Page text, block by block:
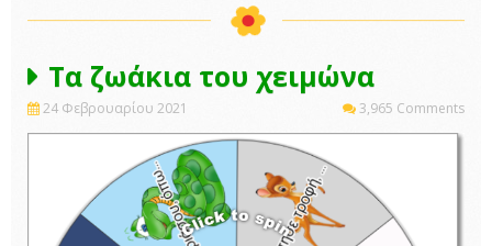
Τα ζωάκια του χειμώνα
24 Φεβρουαρίου 2021 3,965 Comments